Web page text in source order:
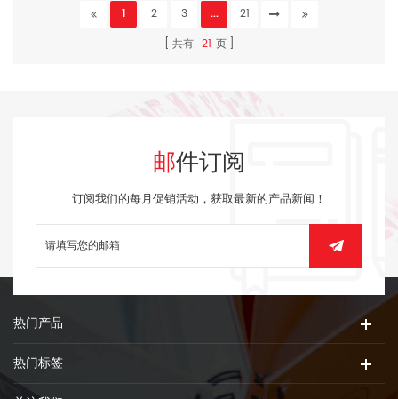
1 2 3 ...
21
共有 21 页
邮件订阅
订阅我们的每月促销活动，获取最新的产品新闻！
热门产品
热门标签